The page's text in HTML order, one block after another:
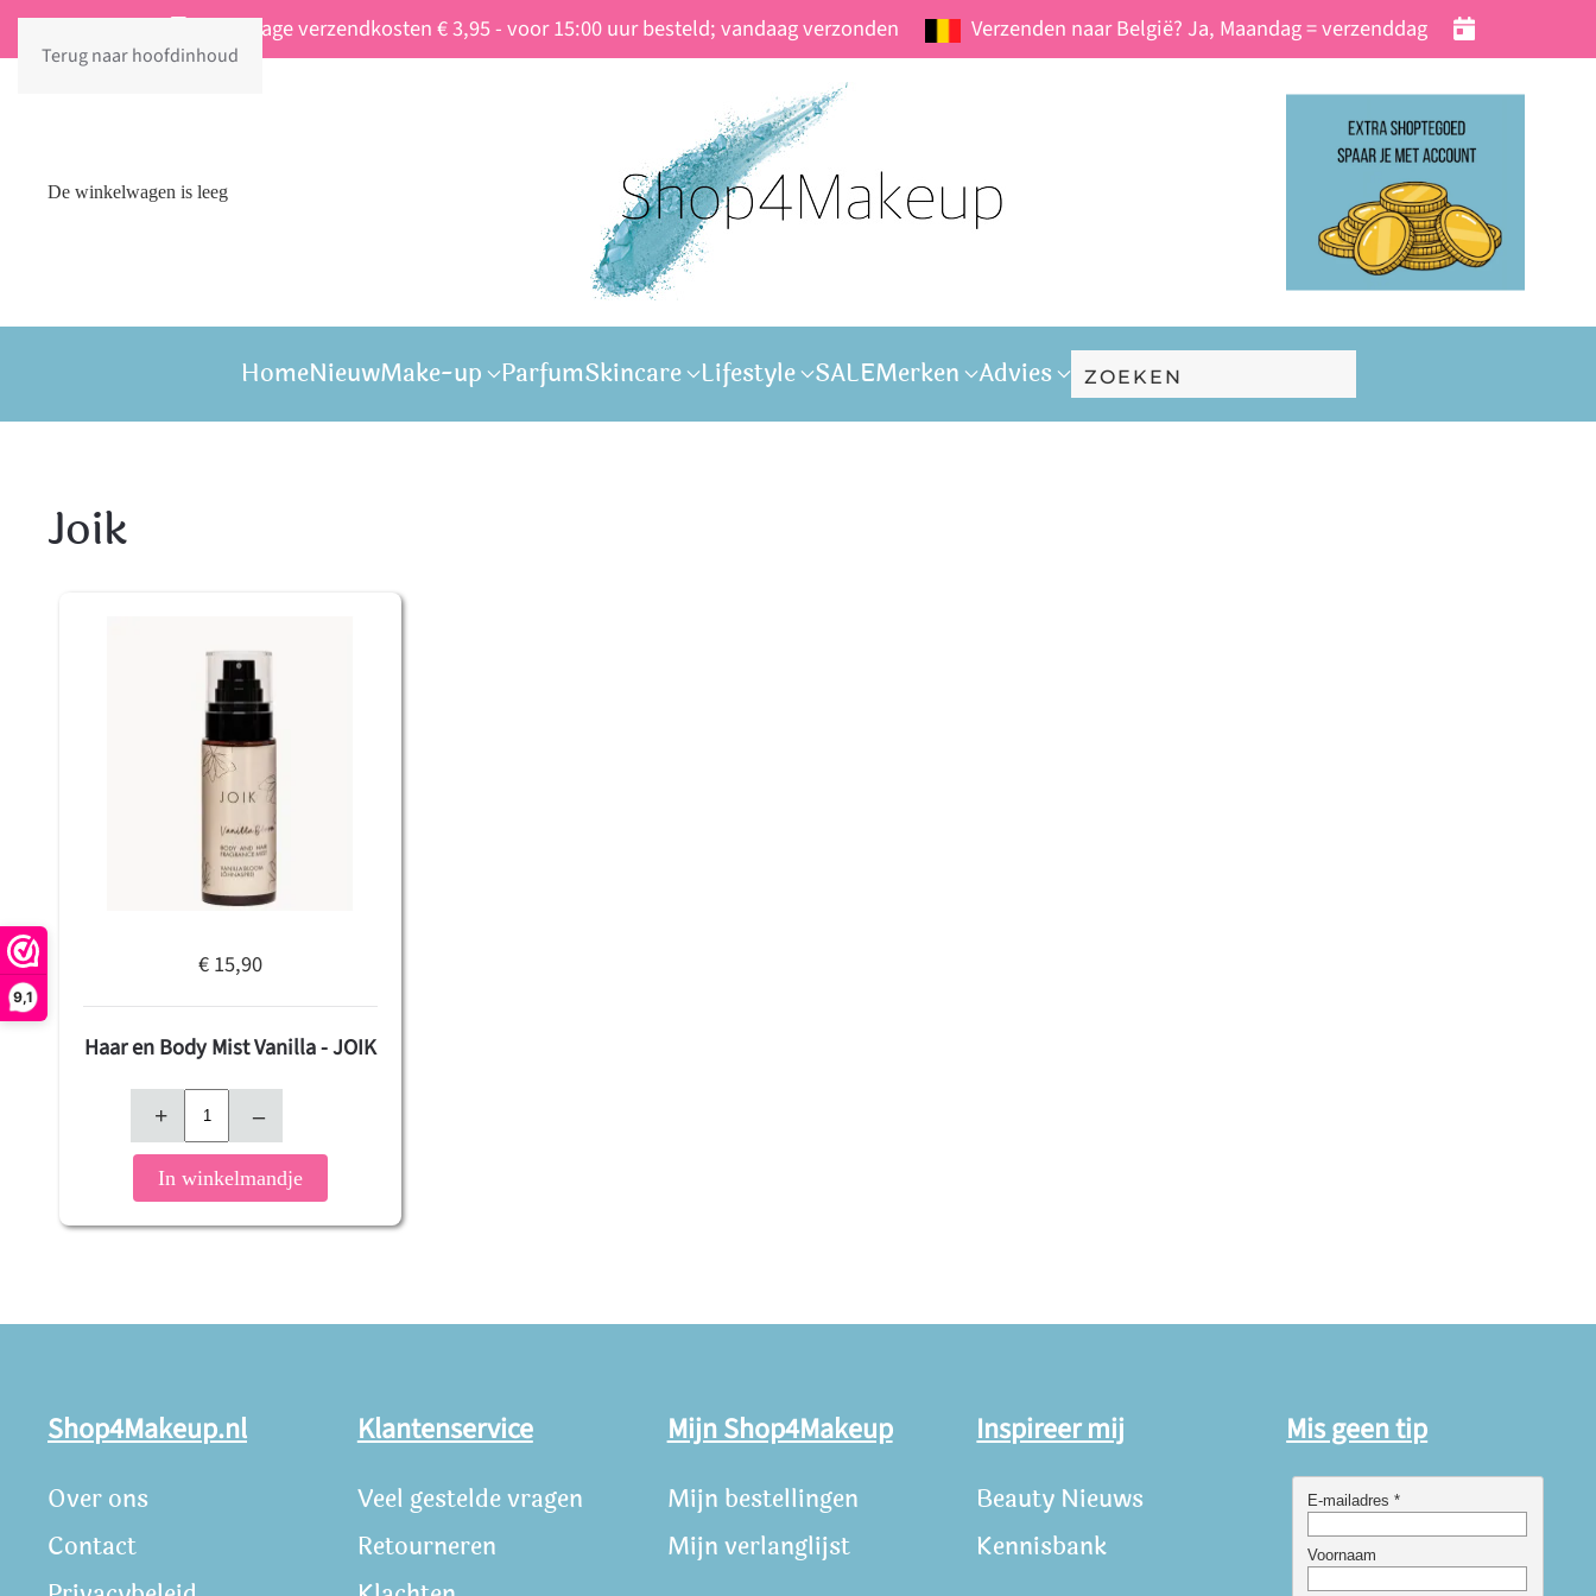
9,1
Terug naar hoofdinhoud
Vaste lage verzendkosten € 3,95 - voor 15:00 uur besteld; vandaag verzonden Verzenden naar België? Ja, Maandag = verzenddag
De winkelwagen is leeg
HomeNieuwMake-up ParfumSkincare Lifestyle SALEMerken Advies
Joik
€ 15,90
Haar en Body Mist Vanilla - JOIK
+ –
In winkelmandje
Shop4Makeup.nl
Over ons
Contact
Klantenservice
Veel gestelde vragen
Retourneren
Mijn Shop4Makeup
Mijn bestellingen
Mijn verlanglijst
Inspireer mij
Beauty Nieuws
Kennisbank
Mis geen tip